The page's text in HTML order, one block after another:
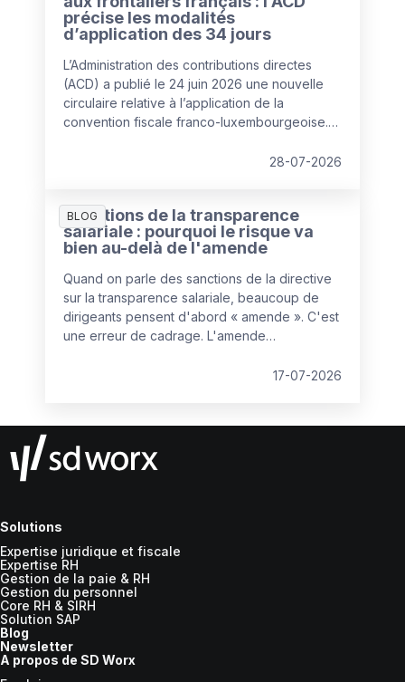
précise les modalités
d’application des 34 jours
L’Administration des contributions directes
(ACD) a publié le 24 juin 2026 une nouvelle
circulaire relative à l’application de la
convention fiscale franco-luxembourgeoise.
apporte plusieurs clarifications pratiques
travailleurs frontaliers depuis l'entrée en
vigueur de l’avenant à la convention fiscale au
1er janvier 2023.
28-07-2026
BLOG
Sanctions de la transparence
salariale : pourquoi le risque va
bien au-delà de l'amende
Quand on parle des sanctions de la directive
sur la transparence salariale, beaucoup de
dirigeants pensent d'abord « amende ». C'est
une erreur de cadrage. L'amende
dispositif, et donc, paradoxalement, la moins
salariaux vont se gagner ou se perdre.
17-07-2026
Solutions
Expertise juridique et fiscale
Expertise RH
Gestion de la paie & RH
Gestion du personnel
Core RH & SIRH
Solution SAP
Blog
Newsletter
A propos de SD Worx